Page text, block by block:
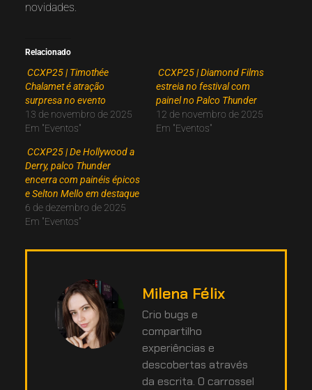
novidades.
Relacionado
CCXP25 | Timothée
Chalamet é atração
surpresa no evento
13 de novembro de 2025
Em "Eventos"
CCXP25 | Diamond Films
estreia no festival com
painel no Palco Thunder
12 de novembro de 2025
Em "Eventos"
CCXP25 | De Hollywood a
Derry, palco Thunder
encerra com painéis épicos
e Selton Mello em destaque
6 de dezembro de 2025
Em "Eventos"
Milena Félix
Crio bugs e
compartilho
experiências e
descobertas através
da escrita. O carrossel